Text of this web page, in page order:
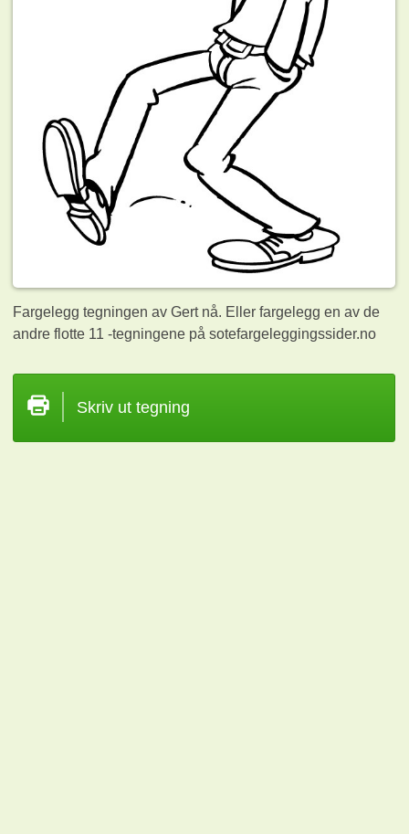
Fargelegg tegningen av Gert nå. Eller fargelegg en av de
andre flotte 11-tegningene på sotefargeleggingssider.no
Skriv ut tegning